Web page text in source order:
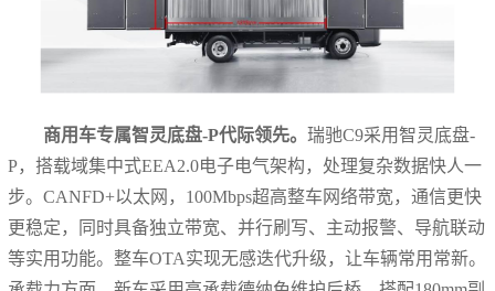
商用车专属智灵底盘-P代际领先。 瑞驰C9采用智灵底盘-
P，搭载域集中式EEA2.0电子电气架构，处理复杂数据快人一
步。CANFD+以太网，100Mbps超高整车网络带宽，通信更快
更稳定，同时具备独立带宽、并行刷写、主动报警、导航联动
等实用功能。整车OTA实现无感迭代升级，让车辆常用常新。